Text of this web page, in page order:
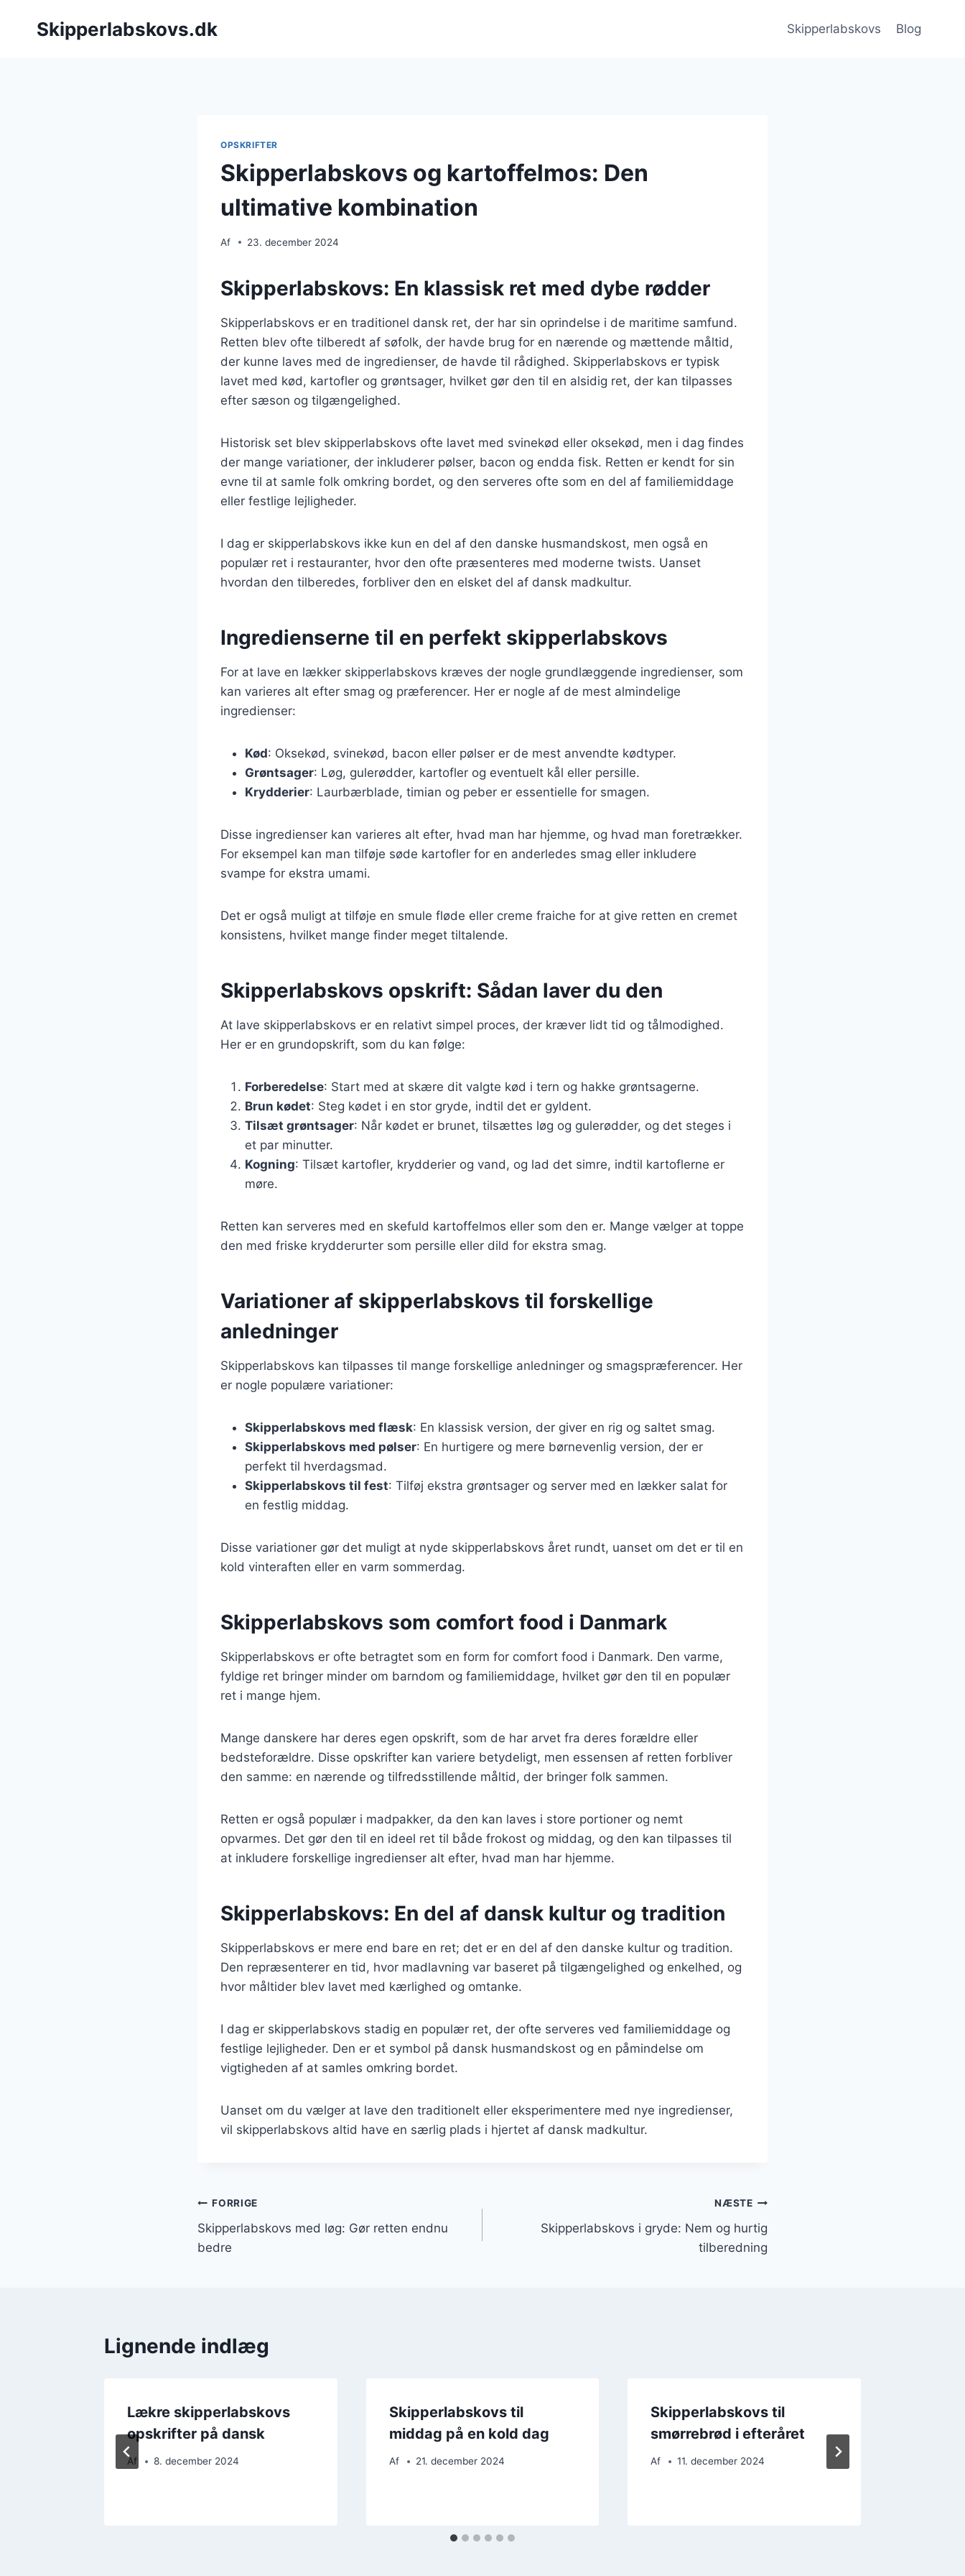
Skipperlabskovs.dk Skipperlabskovs Blog
OPSKRIFTER
Skipperlabskovs og kartoffelmos: Den
ultimative kombination
Af 23. december 2024
Skipperlabskovs: En klassisk ret med dybe rødder
Skipperlabskovs er en traditionel dansk ret, der har sin oprindelse i de maritime samfund.
Retten blev ofte tilberedt af søfolk, der havde brug for en nærende og mættende måltid,
der kunne laves med de ingredienser, de havde til rådighed. Skipperlabskovs er typisk
lavet med kød, kartofler og grøntsager, hvilket gør den til en alsidig ret, der kan tilpasses
efter sæson og tilgængelighed.
Historisk set blev skipperlabskovs ofte lavet med svinekød eller oksekød, men i dag findes
der mange variationer, der inkluderer pølser, bacon og endda fisk. Retten er kendt for sin
evne til at samle folk omkring bordet, og den serveres ofte som en del af familiemiddage
eller festlige lejligheder.
I dag er skipperlabskovs ikke kun en del af den danske husmandskost, men også en
populær ret i restauranter, hvor den ofte præsenteres med moderne twists. Uanset
hvordan den tilberedes, forbliver den en elsket del af dansk madkultur.
Ingredienserne til en perfekt skipperlabskovs
For at lave en lækker skipperlabskovs kræves der nogle grundlæggende ingredienser, som
kan varieres alt efter smag og præferencer. Her er nogle af de mest almindelige
ingredienser:
Kød: Oksekød, svinekød, bacon eller pølser er de mest anvendte kødtyper.
Grøntsager: Løg, gulerødder, kartofler og eventuelt kål eller persille.
Krydderier: Laurbærblade, timian og peber er essentielle for smagen.
Disse ingredienser kan varieres alt efter, hvad man har hjemme, og hvad man foretrækker.
For eksempel kan man tilføje søde kartofler for en anderledes smag eller inkludere
svampe for ekstra umami.
Det er også muligt at tilføje en smule fløde eller creme fraiche for at give retten en cremet
konsistens, hvilket mange finder meget tiltalende.
Skipperlabskovs opskrift: Sådan laver du den
At lave skipperlabskovs er en relativt simpel proces, der kræver lidt tid og tålmodighed.
Her er en grundopskrift, som du kan følge:
Forberedelse: Start med at skære dit valgte kød i tern og hakke grøntsagerne.
Brun kødet: Steg kødet i en stor gryde, indtil det er gyldent.
Tilsæt grøntsager: Når kødet er brunet, tilsættes løg og gulerødder, og det steges i
et par minutter.
Kogning: Tilsæt kartofler, krydderier og vand, og lad det simre, indtil kartoflerne er
møre.
Retten kan serveres med en skefuld kartoffelmos eller som den er. Mange vælger at toppe
den med friske krydderurter som persille eller dild for ekstra smag.
Variationer af skipperlabskovs til forskellige
anledninger
Skipperlabskovs kan tilpasses til mange forskellige anledninger og smagspræferencer. Her
er nogle populære variationer:
Skipperlabskovs med flæsk: En klassisk version, der giver en rig og saltet smag.
Skipperlabskovs med pølser: En hurtigere og mere børnevenlig version, der er
perfekt til hverdagsmad.
Skipperlabskovs til fest: Tilføj ekstra grøntsager og server med en lækker salat for
en festlig middag.
Disse variationer gør det muligt at nyde skipperlabskovs året rundt, uanset om det er til en
kold vinteraften eller en varm sommerdag.
Skipperlabskovs som comfort food i Danmark
Skipperlabskovs er ofte betragtet som en form for comfort food i Danmark. Den varme,
fyldige ret bringer minder om barndom og familiemiddage, hvilket gør den til en populær
ret i mange hjem.
Mange danskere har deres egen opskrift, som de har arvet fra deres forældre eller
bedsteforældre. Disse opskrifter kan variere betydeligt, men essensen af retten forbliver
den samme: en nærende og tilfredsstillende måltid, der bringer folk sammen.
Retten er også populær i madpakker, da den kan laves i store portioner og nemt
opvarmes. Det gør den til en ideel ret til både frokost og middag, og den kan tilpasses til
at inkludere forskellige ingredienser alt efter, hvad man har hjemme.
Skipperlabskovs: En del af dansk kultur og tradition
Skipperlabskovs er mere end bare en ret; det er en del af den danske kultur og tradition.
Den repræsenterer en tid, hvor madlavning var baseret på tilgængelighed og enkelhed, og
hvor måltider blev lavet med kærlighed og omtanke.
I dag er skipperlabskovs stadig en populær ret, der ofte serveres ved familiemiddage og
festlige lejligheder. Den er et symbol på dansk husmandskost og en påmindelse om
vigtigheden af at samles omkring bordet.
Uanset om du vælger at lave den traditionelt eller eksperimentere med nye ingredienser,
vil skipperlabskovs altid have en særlig plads i hjertet af dansk madkultur.
Indlægsnavigation
FORRIGE
Skipperlabskovs med løg: Gør retten endnu
bedre
NÆSTE
Skipperlabskovs i gryde: Nem og hurtig
tilberedning
Lignende indlæg
Lækre skipperlabskovs
opskrifter på dansk
Af 8. december 2024
Skipperlabskovs til
middag på en kold dag
Af 21. december 2024
Skipperlabskovs til
smørrebrød i efteråret
Af 11. december 2024